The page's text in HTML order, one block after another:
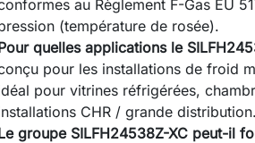
au Règlement F-Gas EU
(température de rosée).
quelles applications le
pour les installations de froid
pour vitrines réfrigérées,
CHR / grande distribution.
groupe SILFH24538Z-XC peut-il